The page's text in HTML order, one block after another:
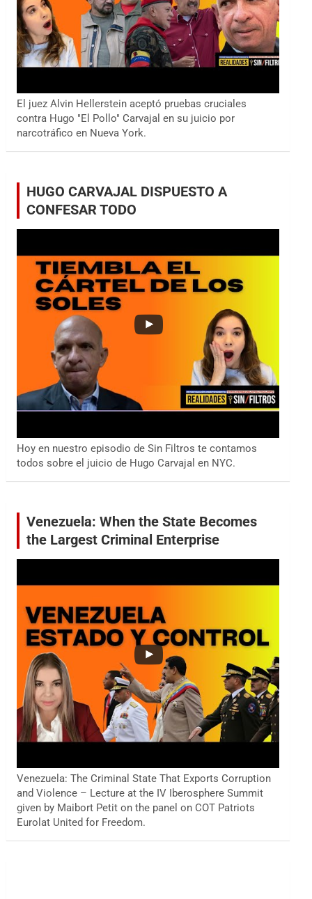
El juez Alvin Hellerstein aceptó pruebas cruciales
contra Hugo "El Pollo" Carvajal en su juicio por
narcotráfico en Nueva York.
HUGO CARVAJAL DISPUESTO A
CONFESAR TODO
Hoy en nuestro episodio de Sin Filtros te contamos
todos sobre el juicio de Hugo Carvajal en NYC.
Venezuela: When the State Becomes
the Largest Criminal Enterprise
Venezuela: The Criminal State That Exports Corruption
and Violence – Lecture at the IV Iberosphere Summit
given by Maibort Petit on the panel on COT Patriots
Eurolat United for Freedom.